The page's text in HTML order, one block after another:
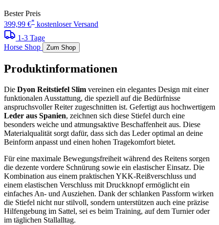
Bester Preis
399,99 €* kostenloser Versand
1-3 Tage
Horse Shop
Zum Shop
Produktinformationen
Die Dyon Reitstiefel Slim vereinen ein elegantes Design mit einer
funktionalen Ausstattung, die speziell auf die Bedürfnisse
anspruchsvoller Reiter zugeschnitten ist. Gefertigt aus hochwertigem
Leder aus Spanien, zeichnen sich diese Stiefel durch eine
besonders weiche und atmungsaktive Beschaffenheit aus. Diese
Materialqualität sorgt dafür, dass sich das Leder optimal an deine
Beinform anpasst und einen hohen Tragekomfort bietet.
Für eine maximale Bewegungsfreiheit während des Reitens sorgen
die dezente vordere Schnürung sowie ein elastischer Einsatz. Die
Kombination aus einem praktischen YKK-Reißverschluss und
einem elastischen Verschluss mit Druckknopf ermöglicht ein
einfaches An- und Ausziehen. Dank der schlanken Passform wirken
die Stiefel nicht nur stilvoll, sondern unterstützen auch eine präzise
Hilfengebung im Sattel, sei es beim Training, auf dem Turnier oder
im täglichen Stallalltag.